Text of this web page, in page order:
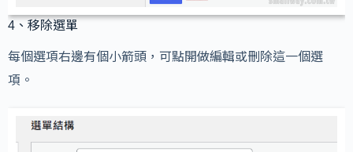
4、移除選單
每個選項右邊有個小箭頭，可點開做編輯或刪除這一個選
項。